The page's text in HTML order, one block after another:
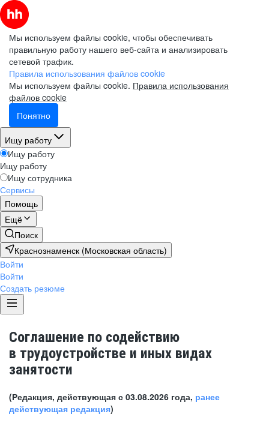
Мы используем файлы cookie, чтобы обеспечивать
правильную работу нашего веб-сайта и анализировать
сетевой трафик.
Правила использования файлов cookie
Мы используем файлы cookie. Правила использования
файлов cookie
Понятно
Ищу работу
Ищу работу
Ищу работу
Ищу сотрудника
Сервисы
Помощь
Ещё
Поиск
Краснознаменск (Московская область)
Войти
Войти
Создать резюме
Соглашение по содействию
в трудоустройстве и иных видах
занятости
(Редакция, действующая с 03.08.2026 года, ранее
действующая редакция)